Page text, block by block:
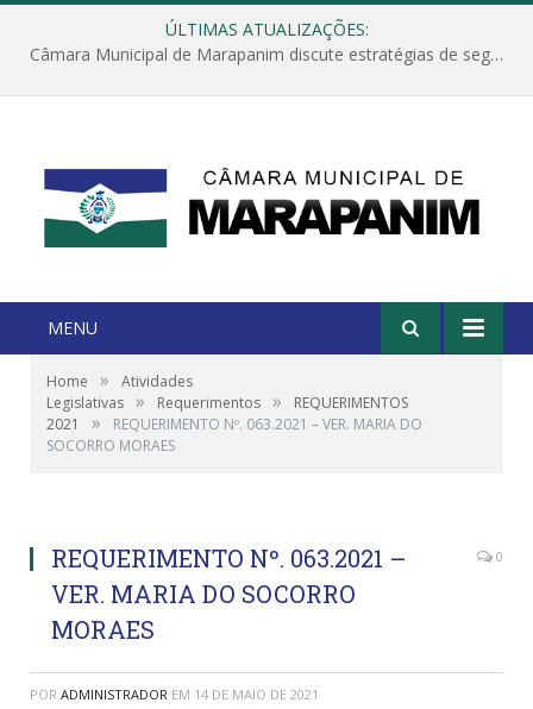
ÚLTIMAS ATUALIZAÇÕES:
Câmara Municipal de Marapanim discute estratégias de segurança com autoridades e poder executivo
MENU
Home »
Atividades
Legislativas » Requerimentos »
REQUERIMENTOS
2021
»
REQUERIMENTO Nº. 063.2021 – VER. MARIA DO
SOCORRO MORAES
REQUERIMENTO Nº. 063.2021 –
VER. MARIA DO SOCORRO
MORAES
0
POR ADMINISTRADOR EM 14 DE MAIO DE 2021